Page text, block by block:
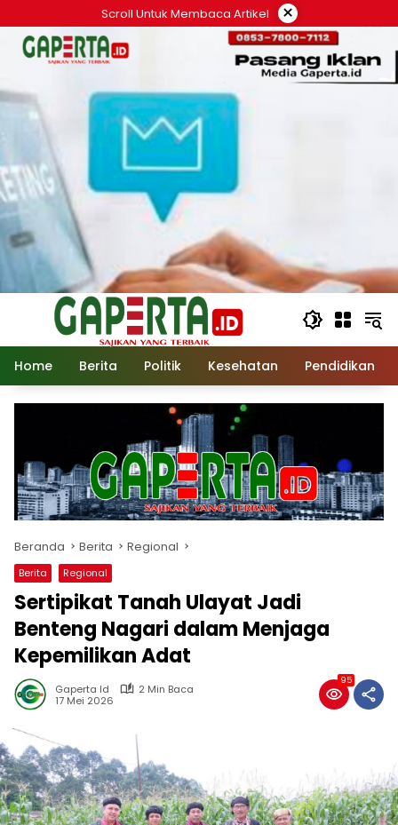
ke
konten
Scroll Untuk Membaca Artikel ×
Home Berita Politik Kesehatan Pendidikan
Beranda Berita Regional
Berita Regional
Sertipikat Tanah Ulayat Jadi
Benteng Nagari dalam Menjaga
Kepemilikan Adat
Gaperta Id
2 Min Baca
17 Mei 2026
95